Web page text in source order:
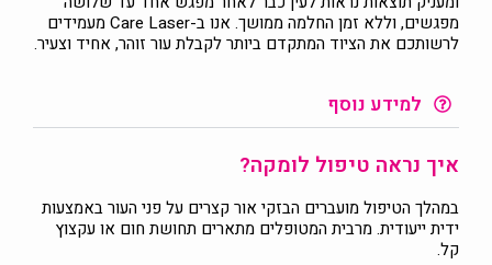
מפגשים, וללא זמן החלמה ממושך. אנו ב-Care Laser מעמידים
לרשותכם את הציוד המתקדם ביותר לקבלת עור זוהר, אחיד וצעיר.
למידע נוסף
איך נראה טיפול לומקה?
במהלך הטיפול מועברים הבזקי אור קצרים על פני העור באמצעות
ידית ייעודית. מרבית המטופלים מתארים תחושת חום או עקצוץ
קל.